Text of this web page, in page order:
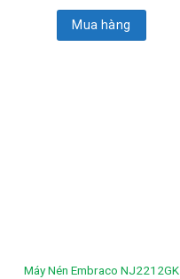
Mua hàng
Máy Nén Embraco NJ2212GK